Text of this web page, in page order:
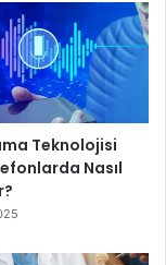
Teknolojisi
Nasıl